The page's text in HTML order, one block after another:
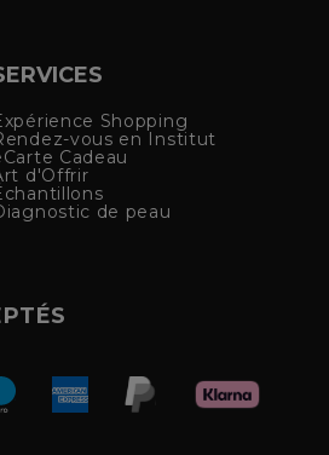
Shopping
vous en Institut
Cadeau
d'Offrir
de peau